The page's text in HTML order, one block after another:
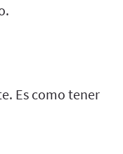
Es como tener